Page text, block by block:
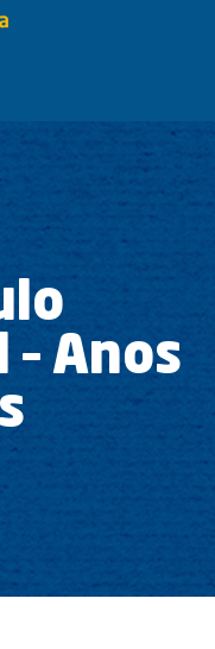
Anos